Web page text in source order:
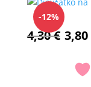
-12%
4,30€ 3,80